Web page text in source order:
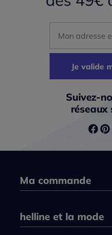
Je valide
Suivez-
réseaux
Ma commande
helline et la mode